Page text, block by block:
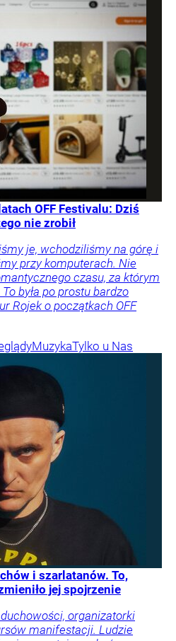
OFF Festivalu: Dziś
nie zrobił
je, wchodziliśmy na górę i
przy komputerach. Nie
czasu, za którym
była po prostu bardzo
Rojek o początkach OFF
MuzykaTylko u Nas
i szarlatanów. To,
jej spojrzenie
organizatorki
manifestacji. Ludzie